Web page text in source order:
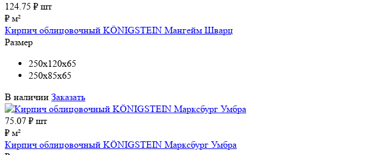
124.75 ₽ шт
₽ м²
Кирпич облицовочный KÖNIGSTEIN Мангейм Шварц
Размер
250x120x65
250x85x65
В наличии Заказать
75.07 ₽ шт
₽ м²
Кирпич облицовочный KÖNIGSTEIN Марксбург Умбра